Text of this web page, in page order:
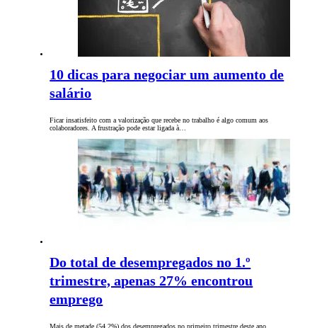
10 dicas para negociar um aumento de
salário
Ficar insatisfeito com a valorização que recebe no trabalho é algo comum aos
colaboradores. A frustração pode estar ligada à…
Do total de desempregados no 1.º
trimestre, apenas 27% encontrou
emprego
Mais de metade (54,2%) dos desempregados no primeiro trimestre deste ano